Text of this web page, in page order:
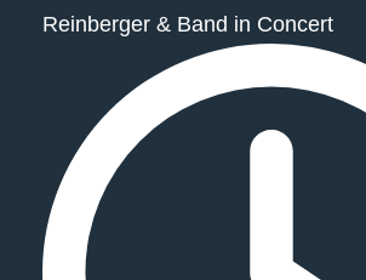
Reinberger & Band in Concert